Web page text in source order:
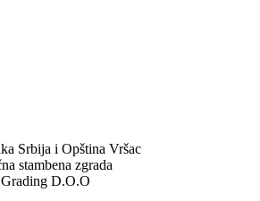
Srbija i Opština Vršac
stambena zgrada
Grading D.O.O